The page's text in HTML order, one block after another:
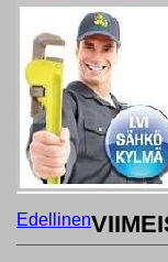
Edellinen